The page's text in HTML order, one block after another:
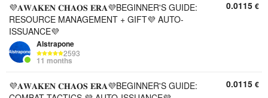
💜𝐀𝐖𝐀𝐊𝐄𝐍 𝐂𝐇𝐀𝐎𝐒 𝐄𝐑𝐀💜BEGINNER'S GUIDE:
RESOURCE MANAGEMENT + GIFT💜 AUTO-
ISSUANCE💜
Alstrapone
2593
11 months
0.0115 €
💜𝐀𝐖𝐀𝐊𝐄𝐍 𝐂𝐇𝐀𝐎𝐒 𝐄𝐑𝐀💜BEGINNER'S GUIDE:
0.0115 €